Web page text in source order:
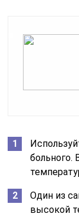
больного.
Один из
высокой